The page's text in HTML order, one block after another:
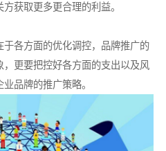
获取更多更合理的利益。
各方面的优化调控，品牌推广的
更要把控好各方面的支出以及风
品牌的推广策略。